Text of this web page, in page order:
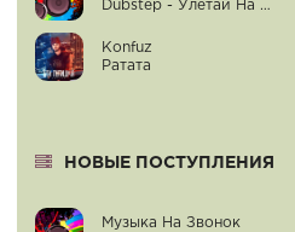
Dubstep - Улетай На Крыльях Ветра
Konfuz
Ратата
НОВЫЕ ПОСТУПЛЕНИЯ
Музыка На Звонок